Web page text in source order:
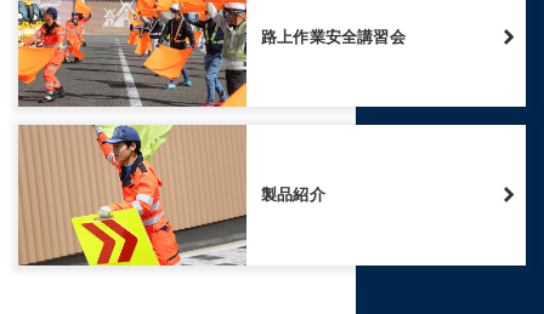
路上作業安全講習会
製品紹介